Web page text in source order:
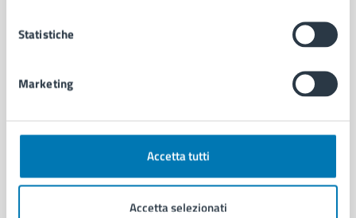
Statistiche
Marketing
Accetta tutti
Accetta selezionati
Comune di Napoli
AMMINISTRAZIONE
Organi di governo
Enti e fondazioni